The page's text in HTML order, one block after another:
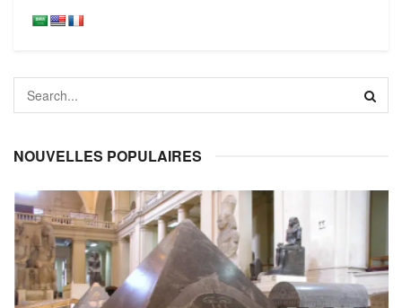
NOUVELLES POPULAIRES